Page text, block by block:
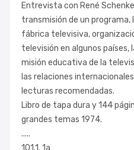
Entrevista con René
transmisión de un programa,
fábrica televisiva,
televisión en algunos países,
misión educativa de la
las relaciones
lecturas recomendadas.
Libro de tapa dura y 144
grandes temas 1974.
.....
101.1. 1a